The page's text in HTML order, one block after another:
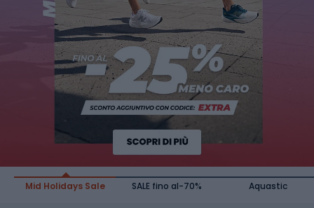
Mid Holidays Sale SALE fino al-70% Aquastic